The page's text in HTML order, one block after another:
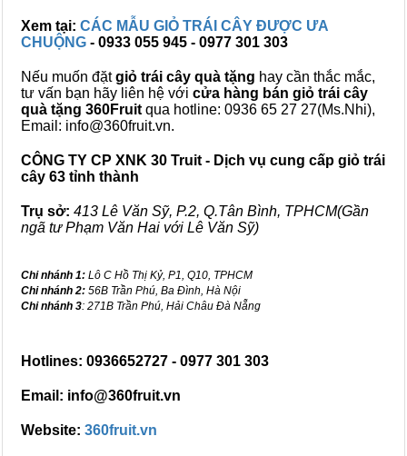
Xem tại: CÁC MẪU GIỎ TRÁI CÂY ĐƯỢC ƯA
CHUỘNG - 0933 055 945 - 0977 301 303
Nếu muốn đặtgiỏ trái cây quà tặng hay cần thắc mắc,
tư vấn bạn hãy liên hệ với cửa hàng bán giỏ trái cây
quà tặng 360Fruit qua hotline: 0936 65 27 27(Ms.Nhi),
Email: info@360fruit.vn.
CÔNG TY CP XNK 30 Truit - Dịch vụ cung cấp giỏ trái
cây 63 tỉnh thành
Trụ sở: 413 Lê Văn Sỹ, P.2, Q.Tân Bình, TPHCM(Gần
ngã tư Phạm Văn Hai với Lê Văn Sỹ)
Chi nhánh 1: Lô C Hồ Thị Kỷ, P1, Q10, TPHCM
Chi nhánh 2: 56B Trần Phú, Ba Đình, Hà Nội
Chi nhánh 3: 271B Trần Phú, Hải Châu Đà Nẵng
Hotlines: 0936652727 - 0977 301 303
Email: info@360fruit.vn
Website: 360fruit.vn